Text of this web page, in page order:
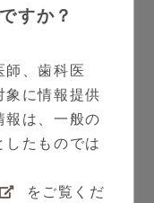
すか？
、歯科医
に情報提供
は、一般の
たものでは
をご覧くだ